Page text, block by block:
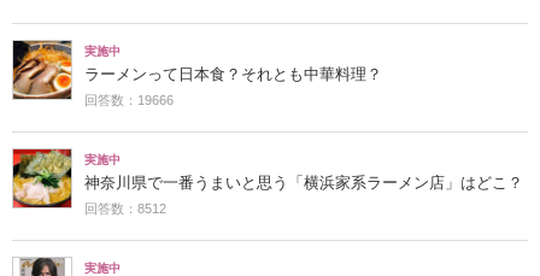
実施中
ラーメンって日本食？それとも中華料理？
回答数：19666
実施中
神奈川県で一番うまいと思う「横浜家系ラーメン店」はどこ？
回答数：8512
実施中